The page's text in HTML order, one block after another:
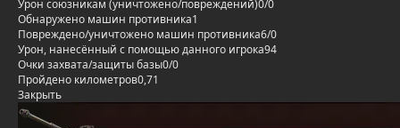
Урон союзникам (уничтожено/повреждений)0/0
Обнаружено машин противника1
Повреждено/уничтожено машин противника6/0
Урон, нанесённый с помощью данного игрока94
Очки захвата/защиты базы0/0
Пройдено километров0,71
Закрыть